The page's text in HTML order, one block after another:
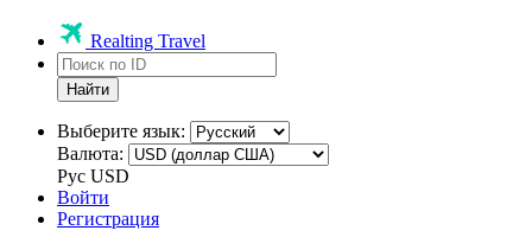
Realting Travel
Найти
Выберите язык:
Валюта:
Рус USD
Войти
Регистрация